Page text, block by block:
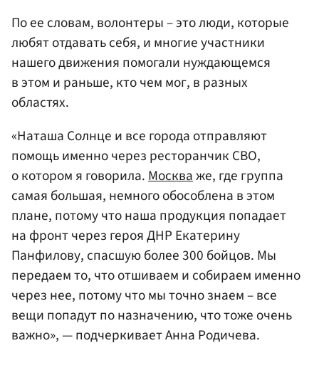
По ее словам, волонтеры – это люди, которые
любят отдавать себя, и многие участники
нашего движения помогали нуждающемся
в этом и раньше, кто чем мог, в разных
областях.
«Наташа Солнце и все города отправляют
помощь именно через ресторанчик СВО,
о котором я говорила.Москваже, где группа
самая большая, немного обособлена в этом
плане, потому что наша продукция попадает
на фронт через героя ДНР Екатерину
Панфилову, спасшую более 300 бойцов. Мы
передаем то, что отшиваем и собираем именно
через нее, потому что мы точно знаем – все
вещи попадут по назначению, что тоже очень
важно», — подчеркивает Анна Родичева.